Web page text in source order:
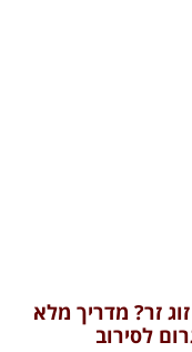
זר? מדריך מלא
לסירוב